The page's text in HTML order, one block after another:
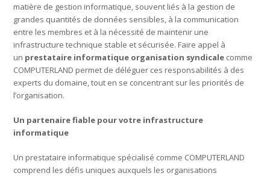
matière de gestion informatique, souvent liés à la gestion de
grandes quantités de données sensibles, à la communication
entre les membres et à la nécessité de maintenir une
infrastructure technique stable et sécurisée. Faire appel à
un prestataire informatique organisation syndicale comme
COMPUTERLAND permet de déléguer ces responsabilités à des
experts du domaine, tout en se concentrant sur les priorités de
l’organisation.
Un partenaire fiable pour votre infrastructure
informatique
Un prestataire informatique spécialisé comme COMPUTERLAND
comprend les défis uniques auxquels les organisations